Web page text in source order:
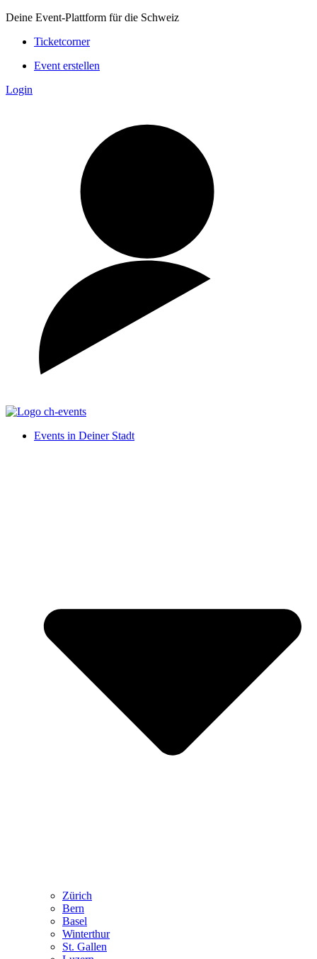
Deine Event-Plattform für die Schweiz
Ticketcorner
Event erstellen
Login
Events in Deiner Stadt
Zürich
Bern
Basel
Winterthur
St. Gallen